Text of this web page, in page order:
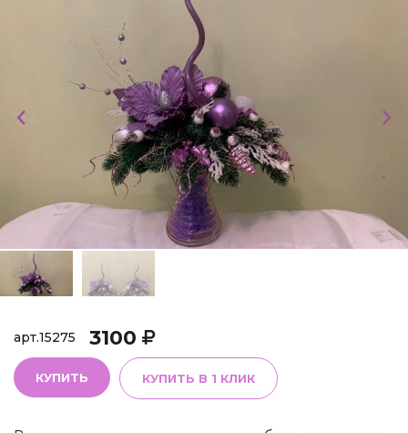
арт.15275 3100
КУПИТЬ КУПИТЬ В 1 КЛИК